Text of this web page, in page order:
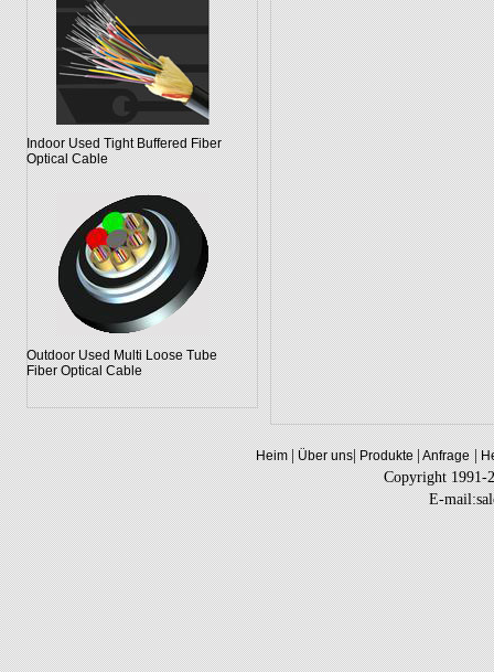
Indoor Used Tight Buffered Fiber
Optical Cable
Outdoor Used Multi Loose Tube
Fiber Optical Cable
Heim|Über uns|Produkte|Anfrage|
Copyright 1991-
E-